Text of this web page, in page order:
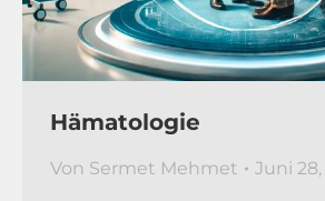
Hämatologie
Von Sermet Mehmet Juni